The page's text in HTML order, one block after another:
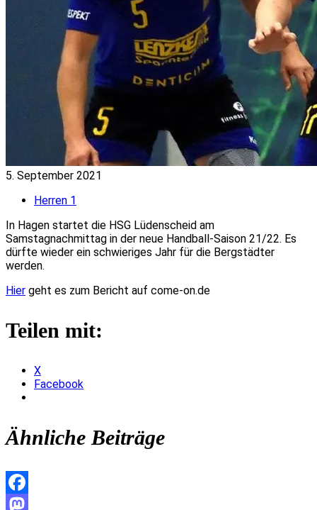
5. September 2021
Herren 1
In Hagen startet die HSG Lüdenscheid am
Samstagnachmittag in der neue Handball-Saison 21/22. Es
dürfte wieder ein schwieriges Jahr für die Bergstädter
werden.
Hier geht es zum Bericht auf come-on.de
Teilen mit:
X
Facebook
Ähnliche Beiträge
Facebook